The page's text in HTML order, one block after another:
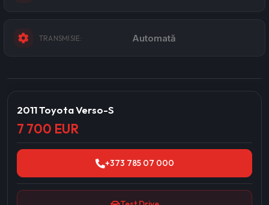
TRANSMISIE: Automată
2011 Toyota Verso-S
7 700 EUR
+373 785 07 000